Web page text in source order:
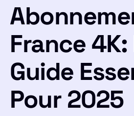
France 4K:
Guide
Pour 2025